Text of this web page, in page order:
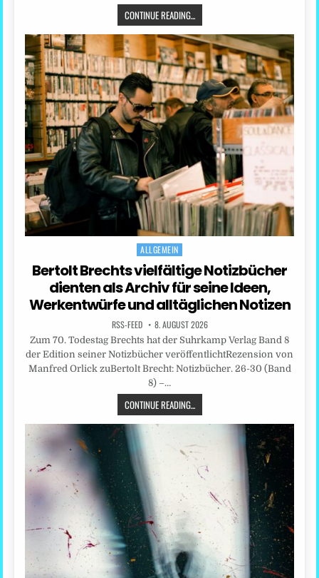
CONTINUE READING...
Posted
in
ALLGEMEIN
Bertolt Brechts vielfältige Notizbücher
dienten als Archiv für seine Ideen,
Werkentwürfe und alltäglichen Notizen
RSS-FEED 8. AUGUST 2026
Zum 70. Todestag Brechts hat der Suhrkamp Verlag Band 8
der Edition seiner Notizbücher veröffentlichtRezension von
Manfred Orlick zuBertolt Brecht: Notizbücher. 26-30 (Band
8) –…
CONTINUE READING...